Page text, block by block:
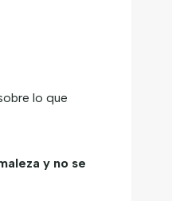
lo que
y no se